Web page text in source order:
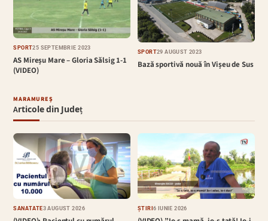
SPORT25 SEPTEMBRIE 2023
AS Mireșu Mare – Gloria Sălsig 1-1
(VIDEO)
SPORT29 AUGUST 2023
Bază sportivă nouă în Vișeu de Sus
MARAMUREȘ
Articole din Județ
SĂNĂTATE3 AUGUST 2026 ȘTIRI6 IUNIE 2026